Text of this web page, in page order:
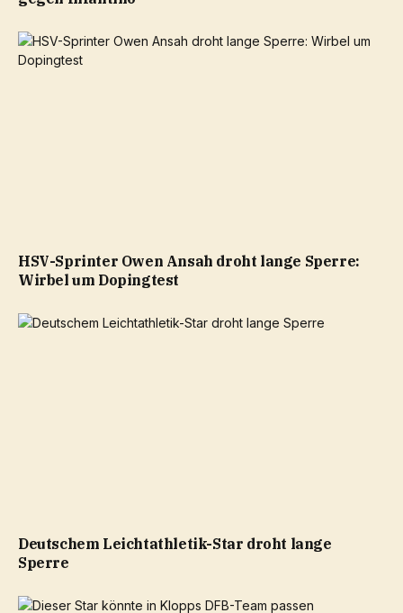
HSV-Sprinter Owen Ansah droht lange Sperre:
Wirbel um Dopingtest
Deutschem Leichtathletik-Star droht lange
Sperre